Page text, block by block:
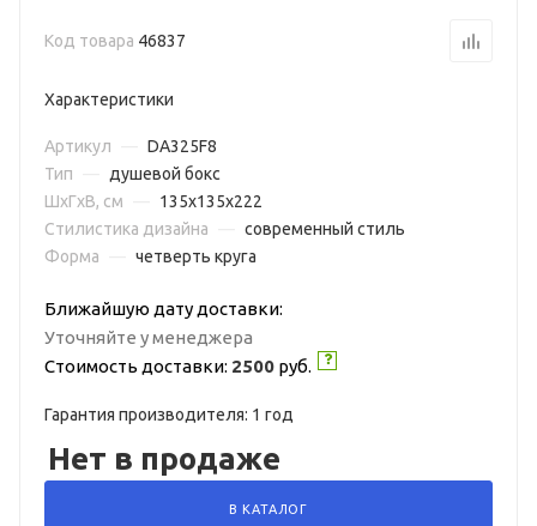
Код товара 46837
Характеристики
Артикул
DA325F8
Тип
душевой бокс
ШxГxВ, см
135x135x222
Стилистика дизайна
современный стиль
Форма
четверть круга
Ближайшую дату доставки:
Уточняйте у менеджера
Стоимость доставки: 2500 руб.
Гарантия производителя: 1 год
Нет в продаже
В КАТАЛОГ